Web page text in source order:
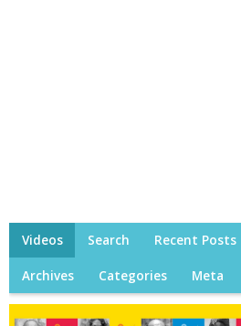
Videos Search Recent Posts
Archives Categories Meta